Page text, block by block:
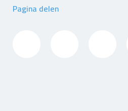
Pagina delen